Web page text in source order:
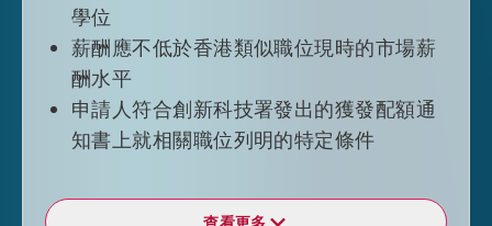
瀏覽人才清單
本計劃不適用於阿富汗、古巴及朝鮮的國
優秀人才入境計劃合資格大學綜合名單
學位
薪酬應不低於香港類似職位現時的市場薪
酬水平
申請人符合創新科技署發出的獲發配額通
知書上就相關職位列明的特定條件
查看更多